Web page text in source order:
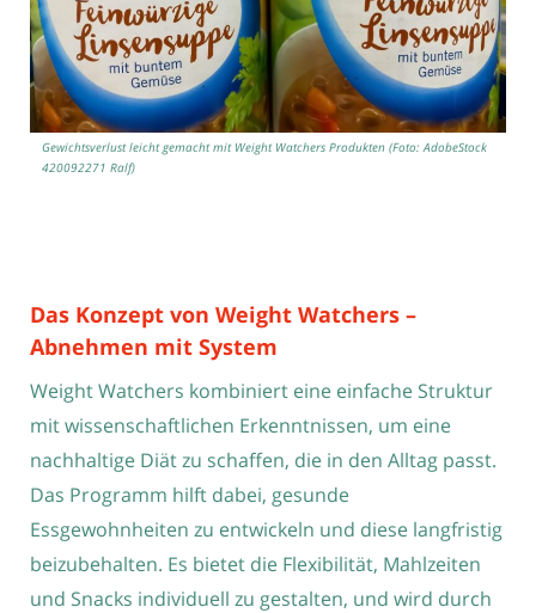
Gewichtsverlust leicht gemacht mit Weight Watchers Produkten (Foto: AdobeStock
420092271 Ralf)
Das Konzept von Weight Watchers –
Abnehmen mit System
Weight Watchers kombiniert eine einfache Struktur
mit wissenschaftlichen Erkenntnissen, um eine
nachhaltige Diät zu schaffen, die in den Alltag passt.
Das Programm hilft dabei, gesunde
Essgewohnheiten zu entwickeln und diese langfristig
beizubehalten. Es bietet die Flexibilität, Mahlzeiten
und Snacks individuell zu gestalten, und wird durch